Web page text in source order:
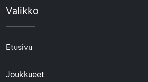
Valikko
Etusivu
Joukkueet